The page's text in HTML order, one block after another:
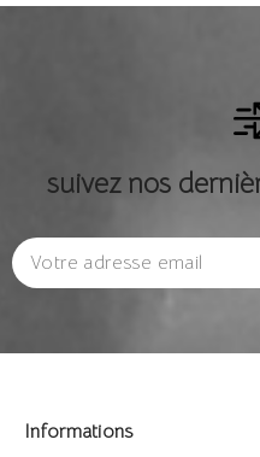
suivez nos
Informations